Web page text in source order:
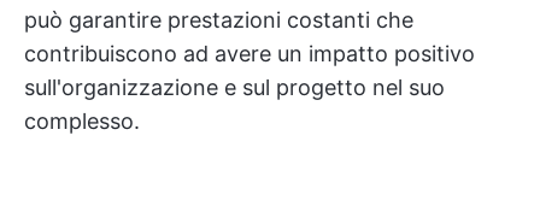
può garantire prestazioni costanti che
contribuiscono ad avere un impatto positivo
sull'organizzazione e sul progetto nel suo
complesso.